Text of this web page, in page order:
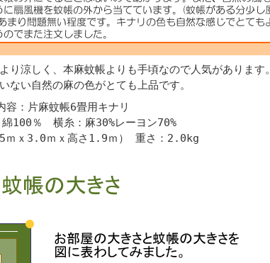
り涼しく、本麻蚊帳よりも手頃なので人気があります。
ない自然の麻の色がとても上品です。
容：片麻蚊帳6畳用キナリ
100％ 横糸：麻30%レーヨン70%
ｍｘ3.0ｍｘ高さ1.9ｍ） 重さ：2.0kg